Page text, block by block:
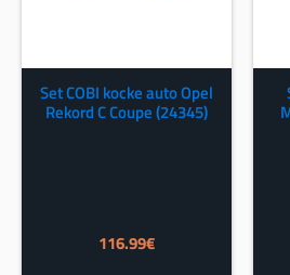
Set COBI kocke auto Opel
Rekord C Coupe (24345)
116.99€